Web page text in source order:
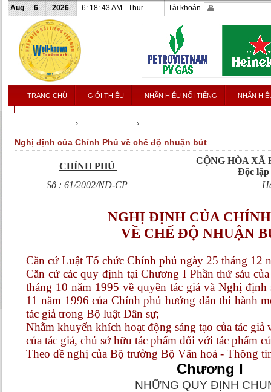
Aug 6 2026 6: 18: 44 AM - Thur Tài khoản
TRANG CHỦ GIỚI THIỆU NHÃN HIỆU NỔI TIẾNG NHÃN
LIÊN HỆ
› ›
Nghị định của Chính Phủ về chế độ nhuận bút
CHÍNH PHỦ
CỘNG HÒA XÃ
Độc lập
Số : 61/2002/NĐ-CP
NGHỊ ĐỊNH CỦA
VỀ CHẾ ĐỘ NHUẬN
Căn cứ Luật Tổ chức Chính phủ ngày 25 tháng 12
Căn cứ các quy định tại Chương I Phần thứ sáu
tháng 10 năm 1995 về quyền tác giả và Nghị định
11 năm 1996 của Chính phủ hướng dẫn thi hành
tác giả trong Bộ luật Dân sự;
Nhằm khuyến khích hoạt động sáng tạo của tác giả
của tác giả, chủ sở hữu tác phẩm đối với tác phẩm
Theo đề nghị của Bộ trưởng Bộ Văn hoá - Thông
Chương I
NHỮNG QUY ĐỊNH